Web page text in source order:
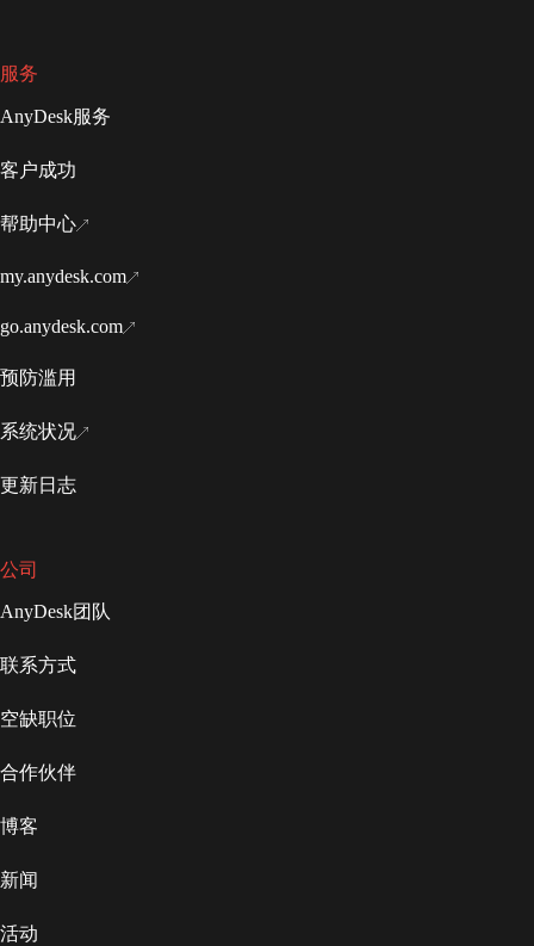
服务
AnyDesk服务
客户成功
帮助中心
my.anydesk.com
go.anydesk.com
预防滥用
系统状况
更新日志
公司
AnyDesk团队
联系方式
空缺职位
合作伙伴
博客
新闻
活动